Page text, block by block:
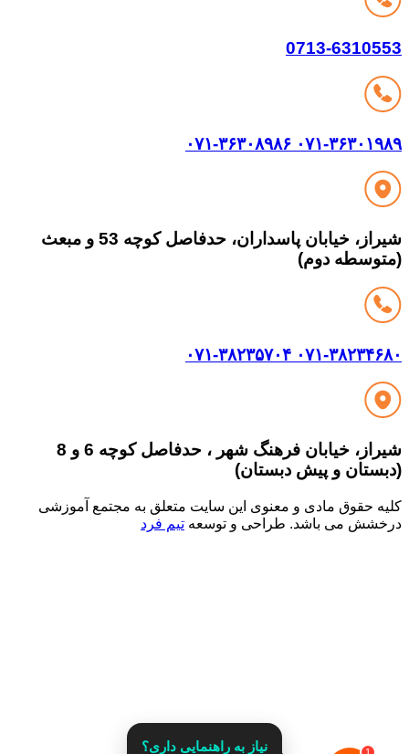
0713-
۳۶۳۰۱۹۸۹ ۰۷۱-۳۶۳۰۸۹۸۶
شیراز، خیابان پاسداران، حدفاصل کوچه 53 و مبعث
دوم)
۳۸۲۳۴۶۸۰ ۰۷۱-۳۸۲۳۵۷۰۴
شیراز، خیابان فرهنگ شهر ، حدفاصل کوچه 6 و 8
و پیش دبستان)
حقوق مادی و معنوی این سایت متعلق به مجتمع آموزشی
می باشد. طراحی و توسعهتیم فرد
نیاز به راهنمایی داری؟
قدرت گرفته از